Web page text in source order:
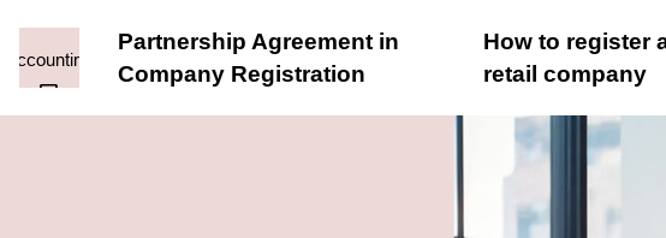
Partnership Agreement in
Company Registration
How to register
retail company